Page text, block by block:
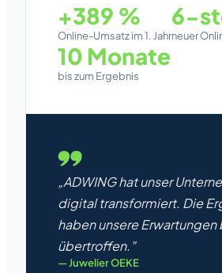
+389 %
Online-Umsatz im 1. Jahr
6-
neuer
10 Monate
bis zum Ergebnis
„ADWING hat unser
digital transformiert. Die
haben unsere
übertroffen."
— Juwelier OEKE